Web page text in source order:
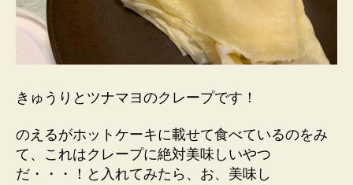
きゅうりとツナマヨのクレープです！
のえるがホットケーキに載せて食べているのをみ
て、これはクレープに絶対美味しいやつ
だ・・・！と入れてみたら、お、美味し